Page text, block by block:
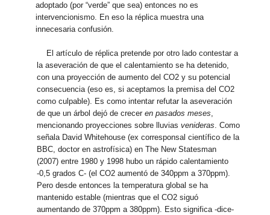
adoptado (por “verde” que sea) entonces no es
intervencionismo. En eso la réplica muestra una
innecesaria confusión.
El artículo de réplica pretende por otro lado contestar a
la aseveración de que el calentamiento se ha detenido,
con una proyección de aumento del CO2 y su potencial
consecuencia (eso es, si aceptamos la premisa del CO2
como culpable). Es como intentar refutar la aseveración
de que un árbol dejó de creceren pasados meses,
mencionando proyecciones sobre lluviasvenideras. Como
señala David Whitehouse (ex corresponsal científico de la
BBC, doctor en astrofísica) en The New Statesman
(2007) entre 1980 y 1998 hubo un rápido calentamiento
-0,5 grados C- (el CO2 aumentó de 340ppm a 370ppm).
Pero desde entonces la temperatura global se ha
mantenido estable (mientras que el CO2 siguó
aumentando de 370ppm a 380ppm). Esto significa -dice-